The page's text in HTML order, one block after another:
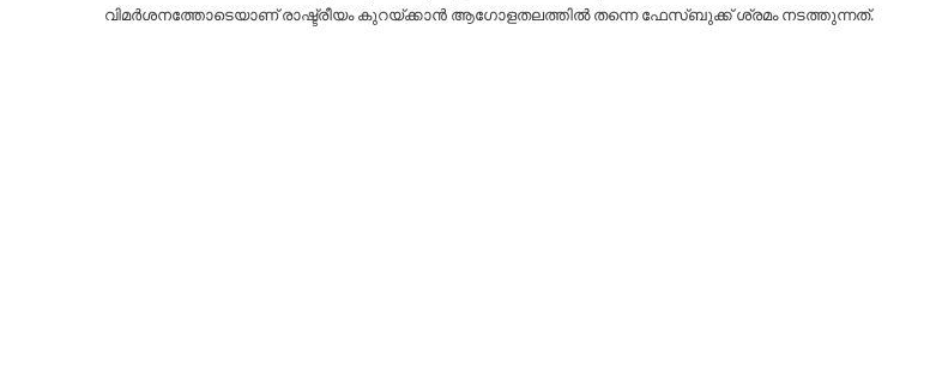
വിമർശനത്തോടെയാണ് രാഷ്ട്രീയം കുറയ്ക്കാൻ ആഗോളതലത്തിൽ തന്നെ ഫേസ്ബുക്ക് ശ്രമം നടത്തുന്നത്.